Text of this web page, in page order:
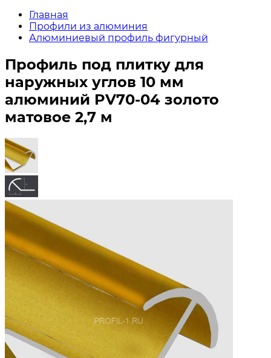
Главная
Профили из алюминия
Алюминиевый профиль фигурный
Профиль под плитку для
наружных углов 10 мм
алюминий PV70-04 золото
матовое 2,7 м